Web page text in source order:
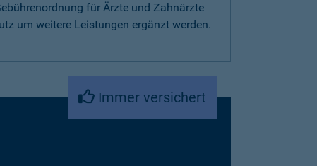
für Ärzte und Zahnärzte
um weitere Leistungen ergänzt werden.
Immer versichert